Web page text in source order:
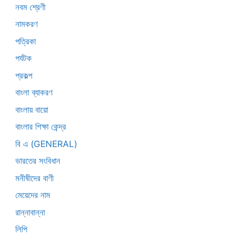
নবম শ্রেণী
নামকরণ
পত্রিকা
পর্যটক
প্রকল্প
বাংলা ব্যাকরণ
বাংলায় বায়ো
বাংলার শিক্ষা কেন্দ্র
বি এ (GENERAL)
ভারতের সংবিধান
মনীষীদের বাণী
মেয়েদের নাম
রান্নাবান্না
লিপি